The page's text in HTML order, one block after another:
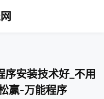
安装技术好_不用
赢-万能程序